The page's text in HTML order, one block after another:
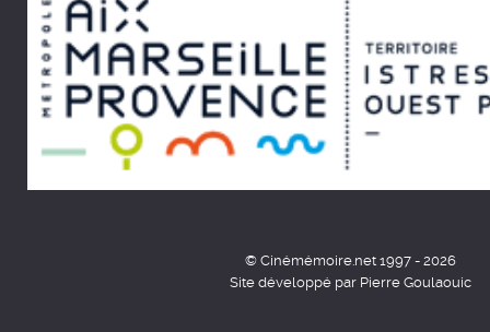
© Cinémémoire.net 1997 - 2026
Site développé par Pierre Goulaouic